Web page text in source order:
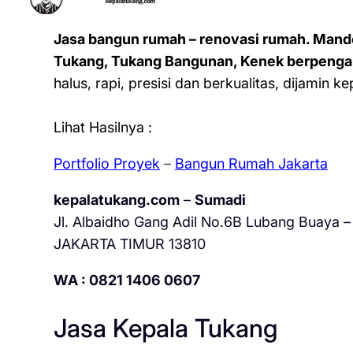
Jasa bangun rumah – renovasi rumah.
Tukang, Tukang Bangunan, Kenek
halus, rapi, presisi dan berkualitas, dijamin
Lihat Hasilnya :
Portfolio Proyek – Bangun Rumah Jakarta
kepalatukang.com– Sumadi
Jl. Albaidho Gang Adil No.6B Lubang Buaya
JAKARTA TIMUR 13810
WA : 0821 1406 0607
Jasa Kepala Tukang